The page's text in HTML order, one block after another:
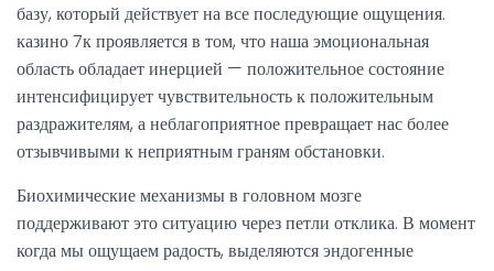
базу, который действует на все последующие ощущения.
казино 7к проявляется в том, что наша эмоциональная
область обладает инерцией — положительное состояние
интенсифицирует чувствительность к положительным
раздражителям, а неблагоприятное превращает нас более
отзывчивыми к неприятным граням обстановки.
Биохимические механизмы в головном мозге
поддерживают это ситуацию через петли отклика. В момент
когда мы ощущаем радость, выделяются эндогенные